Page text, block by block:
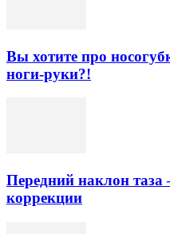
Вы хотите про
ноги-руки?!
Передний наклон
коррекции